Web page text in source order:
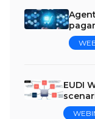
EUDI